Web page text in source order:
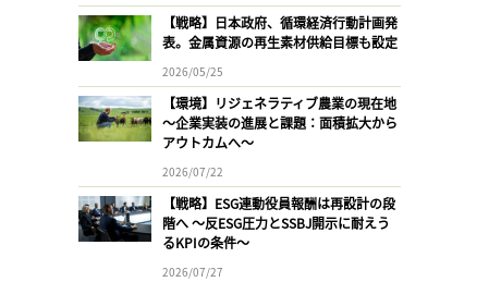
【戦略】日本政府、循環経済行動計画発
表。金属資源の再生素材供給目標も設定
2026/05/25
【環境】リジェネラティブ農業の現在地
〜企業実装の進展と課題：面積拡大から
アウトカムへ〜
2026/07/22
【戦略】ESG連動役員報酬は再設計の段
階へ 〜反ESG圧力とSSBJ開示に耐えう
るKPIの条件〜
2026/07/27